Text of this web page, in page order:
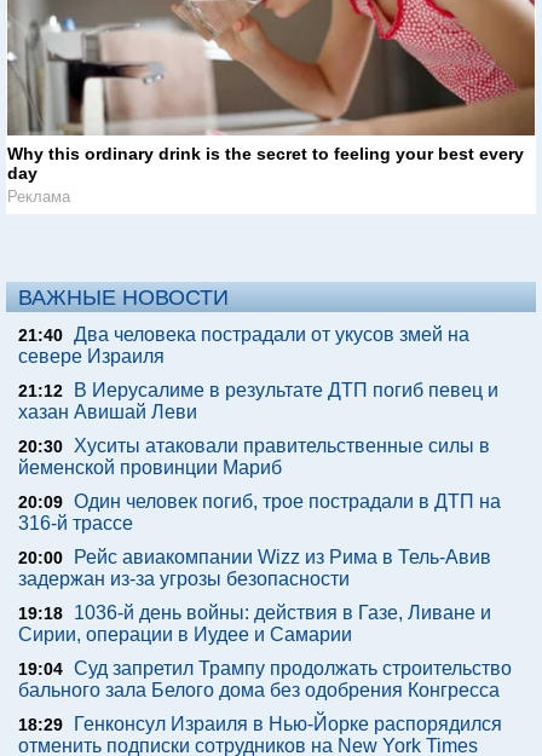
Why this ordinary drink is the secret to feeling your best every
day
Реклама
ВАЖНЫЕ НОВОСТИ
21:40 Два человека пострадали от укусов змей на
севере Израиля
21:12
В Иерусалиме в результате ДТП погиб певец и
хазан Авишай Леви
20:30 Хуситы атаковали правительственные силы в
йеменской провинции Мариб
20:09 Один человек погиб, трое пострадали в ДТП на
316-й трассе
20:00
Рейс авиакомпании Wizz из Рима в Тель-Авив
задержан из-за угрозы безопасности
19:18
1036-й день войны: действия в Газе, Ливане и
Сирии, операции в Иудее и Самарии
19:04 Суд запретил Трампу продолжать строительство
бального зала Белого дома без одобрения Конгресса
18:29
Генконсул Израиля в Нью-Йорке распорядился
отменить подписки сотрудников на New York Times